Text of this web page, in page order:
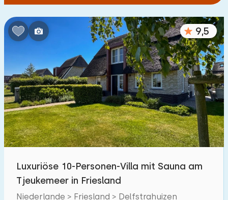
9,5
Luxuriöse 10-Personen-Villa mit Sauna am
Tjeukemeer in Friesland
Niederlande > Friesland > Delfstrahuizen